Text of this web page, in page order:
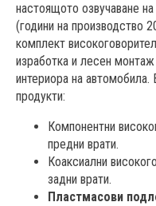
настоящото озвучаване
(години на производство
комплект
изработка и лесен
интериора на
продукти:
Компонентни
предни врати.
Коаксиални
задни врати.
Пластмасови